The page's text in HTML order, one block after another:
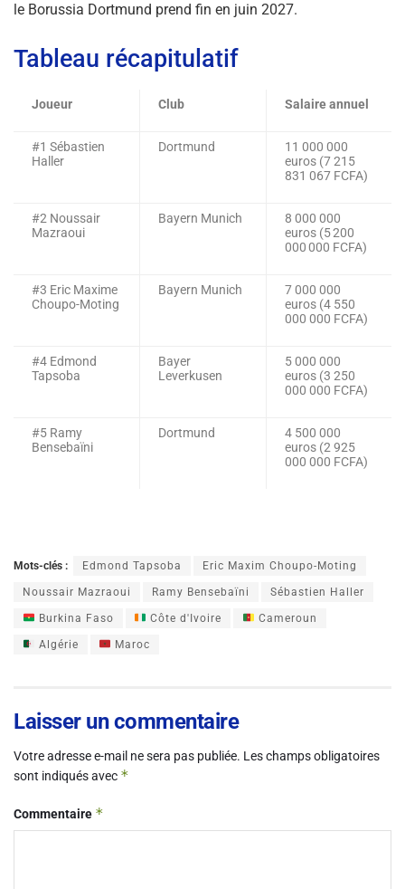
le Borussia Dortmund prend fin en juin 2027.
Tableau récapitulatif
Joueur Club Salaire annuel
#1 Sébastien
Haller
Dortmund
11 000 000
euros (7 215
831 067 FCFA)
#2 Noussair
Mazraoui
Bayern Munich
8 000 000
euros (5 200
000 000 FCFA)
#3 Eric Maxime
Choupo-Moting
Bayern Munich
7 000 000
euros (4 550
000 000 FCFA)
#4 Edmond
Tapsoba
Bayer
Leverkusen
5 000 000
euros (3 250
000 000 FCFA)
#5 Ramy
Bensebaïni
Dortmund
4 500 000
euros (2 925
000 000 FCFA)
Mots-clés : Edmond Tapsoba Eric Maxim Choupo-Moting
Noussair Mazraoui Ramy Bensebaïni Sébastien Haller
Burkina Faso Côte d'Ivoire Cameroun
Algérie Maroc
Laisser un commentaire
Votre adresse e-mail ne sera pas publiée. Les champs obligatoires
sont indiqués avec *
Commentaire *